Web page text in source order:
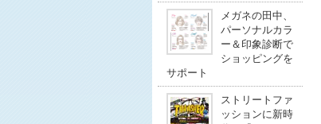
メガネの田中、
パーソナルカラ
ー＆印象診断で
ショッピングを
サポート
ストリートファ
ッションに新時